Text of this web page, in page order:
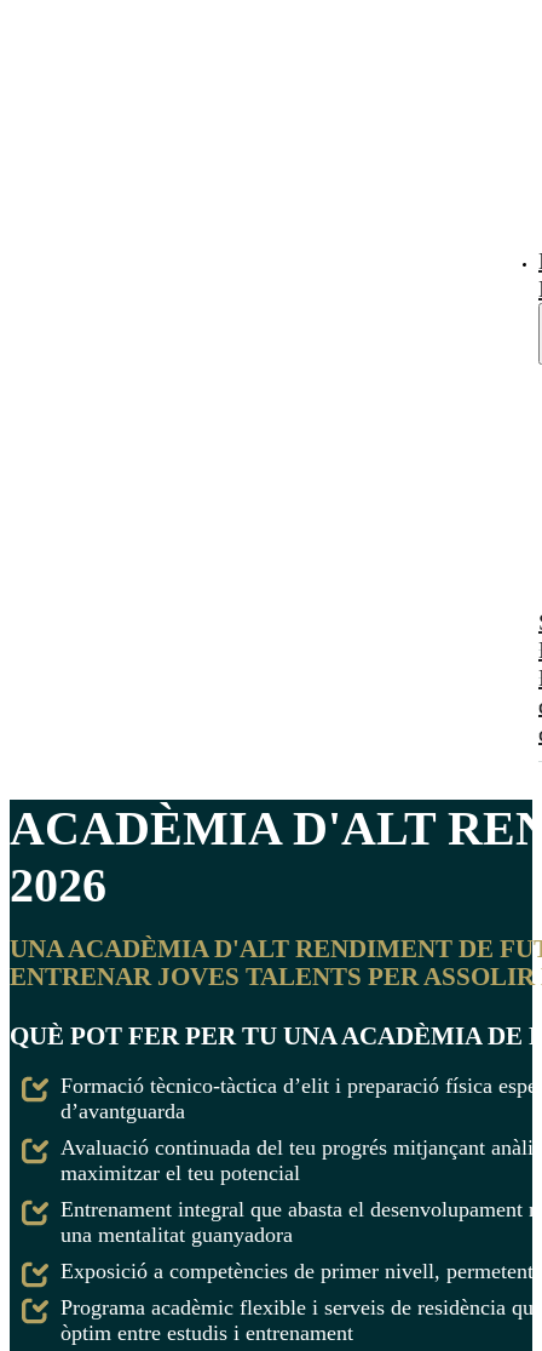
ACADÈMIA D'ALT
2026
UNA ACADÈMIA D'ALT RENDIMENT DE
ENTRENAR JOVES TALENTS PER
QUÈ POT FER PER TU UNA ACADÈMIA DE
Formació tècnico-tàctica d’elit i preparació física
d’avantguarda
Avaluació continuada del teu progrés mitjançant
maximitzar el teu potencial
Entrenament integral que abasta el
una mentalitat guanyadora
Exposició a competències de primer nivell,
Programa acadèmic flexible i serveis de residència
òptim entre estudis i entrenament